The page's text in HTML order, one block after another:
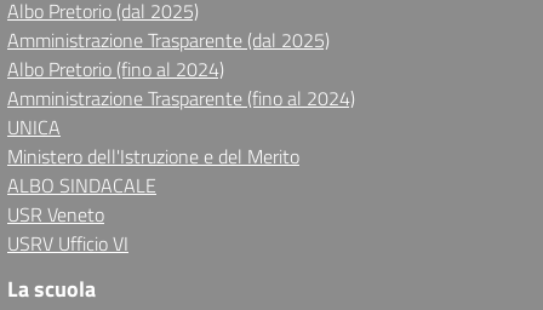
Albo Pretorio (dal 2025)
Amministrazione Trasparente (dal 2025)
Albo Pretorio (fino al 2024)
Amministrazione Trasparente (fino al 2024)
UNICA
Ministero dell'Istruzione e del Merito
ALBO SINDACALE
USR Veneto
USRV Ufficio VI
La scuola